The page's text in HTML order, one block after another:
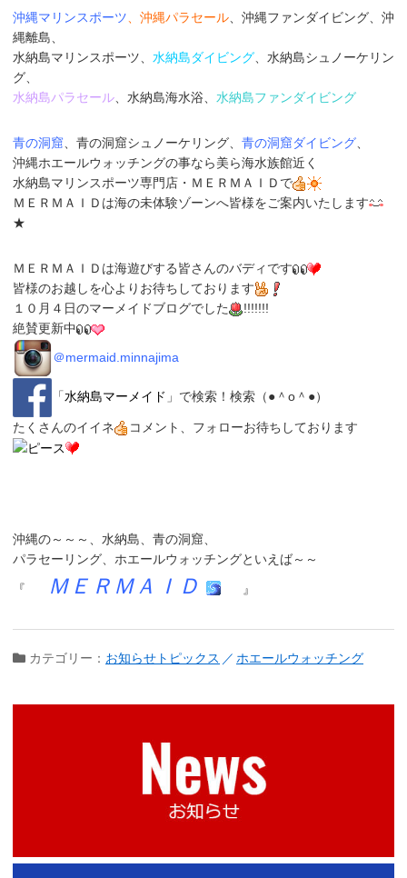
沖縄マリンスポーツ 、沖縄パラセール 、沖縄ファンダイビング、沖
縄離島、
水納島マリンスポーツ、 水納島ダイビング 、水納島シュノーケリン
グ、
水納島パラセール 、水納島海水浴、 水納島ファンダイビング
青の洞窟 、青の洞窟シュノーケリング、 青の洞窟ダイビング
沖縄ホエールウォッチングの事なら美ら海水族館近く
水納島マリンスポーツ専門店 ・ ＭＥＲＭＡＩＤ で
ＭＥＲＭＡＩＤは海の未体験ゾーンへ皆様をご案内いたします
★
ＭＥＲＭＡＩＤは海遊びする皆さんのバディです
皆様のお越しを心よりお待ちしております
１０月４日のマーメイドブログでした
!!!!!!!
絶賛更新中
＠mermaid.minnajima
「水納島マーメイド 」 で検索！検索（●＾o＾●）
たくさんのイイネ コメント、フォローお待ちしております
沖縄の～～～、 水納島、 青の洞窟、
パラセーリング、 ホエールウォッチングといえば～～
『 ＭＥＲＭＡＩＤ 』
カテゴリー： お知らせトピックス ホエールウォッチング